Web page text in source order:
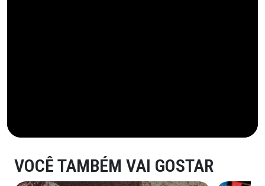
VOCÊ TAMBÉM VAI GOSTAR